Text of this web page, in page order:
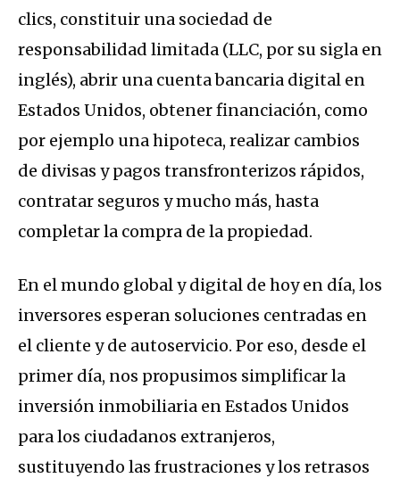
clics, constituir una sociedad de
responsabilidad limitada (LLC, por su sigla en
inglés), abrir una cuenta bancaria digital en
Estados Unidos, obtener financiación, como
por ejemplo una hipoteca, realizar cambios
de divisas y pagos transfronterizos rápidos,
contratar seguros y mucho más, hasta
completar la compra de la propiedad.
En el mundo global y digital de hoy en día, los
inversores esperan soluciones centradas en
el cliente y de autoservicio. Por eso, desde el
primer día, nos propusimos simplificar la
inversión inmobiliaria en Estados Unidos
para los ciudadanos extranjeros,
sustituyendo las frustraciones y los retrasos